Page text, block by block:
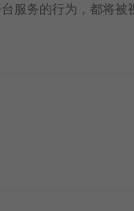
服务的行为，都将被